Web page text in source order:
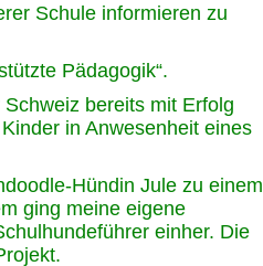
Schule informieren zu
Pädagogik“.
bereits mit Erfolg
in Anwesenheit eines
Hündin Jule zu einem
ging meine eigene
einher. Die